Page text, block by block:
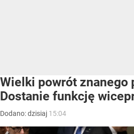
Wielki powrót znanego
Dostanie funkcję
Dodano:dzisiaj 15:04